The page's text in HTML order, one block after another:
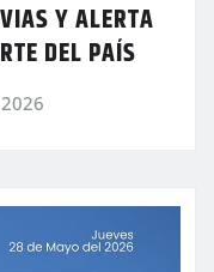
Y ALERTA
DEL PAÍS